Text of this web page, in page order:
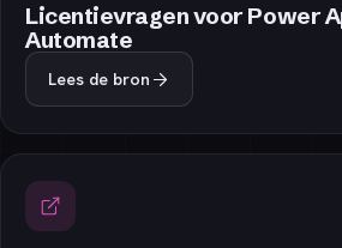
Licentievragen voor Power
Automate
Lees de bron